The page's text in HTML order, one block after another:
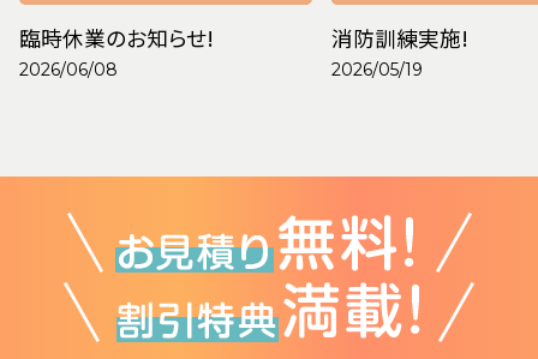
臨時休業のお知らせ!
2026/06/08
消防訓練実施!
2026/05/19